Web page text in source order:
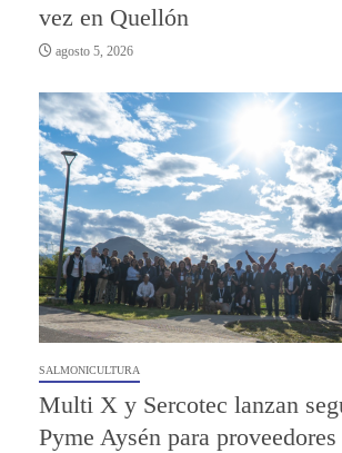
vez en Quellón
agosto 5, 2026
SALMONICULTURA
Multi X y Sercotec lanzan
Pyme Aysén para